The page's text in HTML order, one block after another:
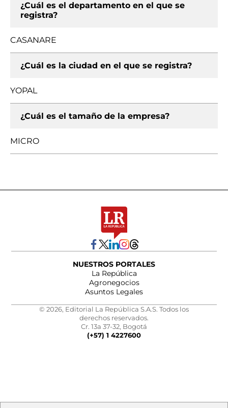
¿Cuál es el departamento en el que se
registra?
CASANARE
¿Cuál es la ciudad en el que se registra?
YOPAL
¿Cuál es el tamaño de la empresa?
MICRO
NUESTROS PORTALES
La República
Agronegocios
Asuntos Legales
© 2026, Editorial La República S.A.S. Todos los
derechos reservados.
Cr. 13a 37-32, Bogotá
(+57) 1 4227600